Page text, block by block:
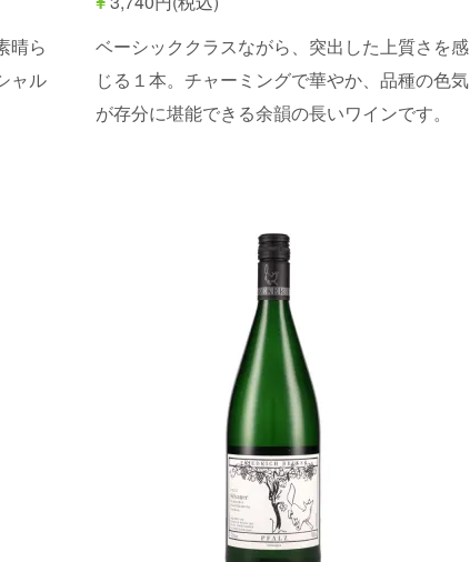
晴ら
ャル
ベーシッククラスながら、突出した上質さを感
じる１本。チャーミングで華やか、品種の色気
が存分に堪能できる余韻の長いワインです。